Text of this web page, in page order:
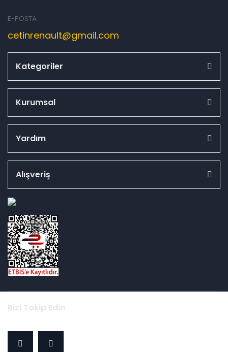
E-POSTA
cetinrenault@gmail.com
Kategoriler
Kurumsal
Yardım
Alışveriş
Bizi Takip Edin